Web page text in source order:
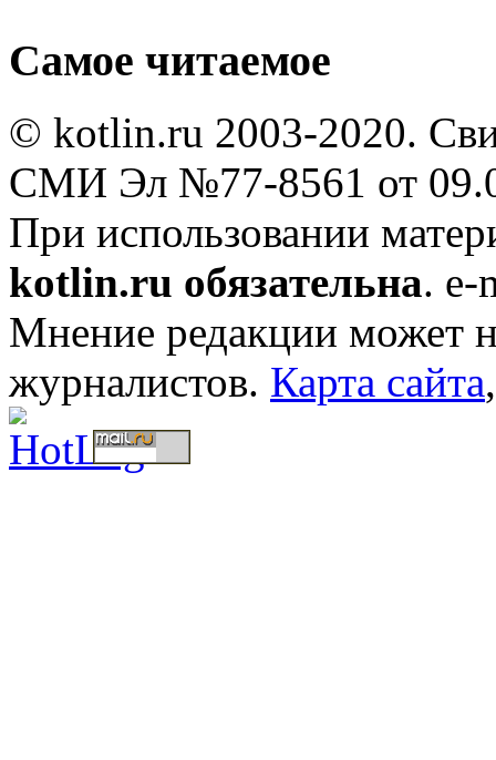
Самое читаемое
© kotlin.ru 2003-2020.
СМИ Эл №77-8561 от
При использовании
kotlin.ru обязательна. e-
Мнение редакции может
журналистов. Карта сайта